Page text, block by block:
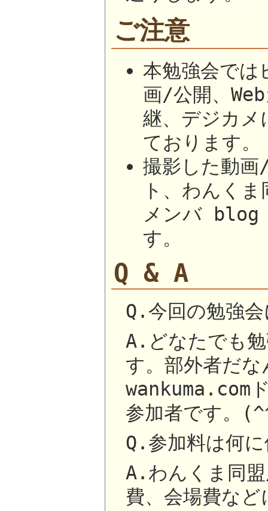
ご注意
本勉強会では
画/公開、
継、デジカメ
ております。
撮影した動
ト、わんく
メンバ blog
す。
Q & A
Q.今回の勉強
A.どなたでも
す。部外者だ
wankuma.com
参加者です。
Q.参加料は何
A.わんくま同
費、会場費な